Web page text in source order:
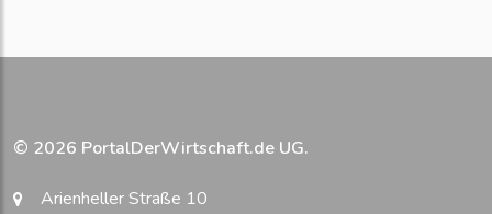
© 2026 PortalDerWirtschaft.de UG.
Arienheller Straße 10